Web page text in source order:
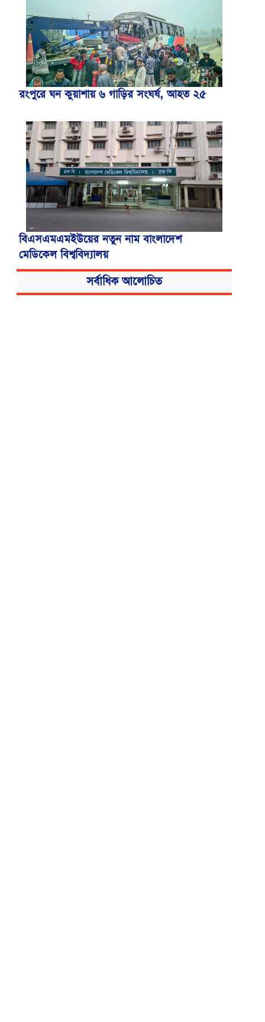
রংপুরে ঘন কুয়াশায় ৬ গাড়ির সংঘর্ষ, আহত ২৫
বিএসএমএমইউয়ের নতুন নাম বাংলাদেশ
মেডিকেল বিশ্ববিদ্যালয়
সর্বাধিক আলোচিত